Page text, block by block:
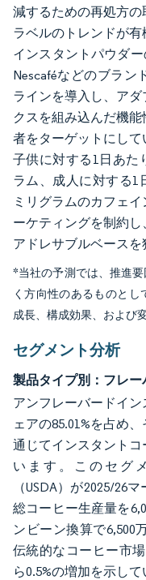
減するための再処方
ラベルのトレンドが
インスタントパウダ
Nescaféなどのブラン
ラインを導入し、ア
クスを組み込んだ機
者をターゲットにし
子供に対する1日あた
ラム、成人に対する1
ミリグラムのカフェ
ーケティングを制約
アドレサブルベースを
*当社の予測では、推進
く方向性のあるものと
成長、構成効果、および
セグメント分析
製品タイプ別：フレ
アンフレーバードイ
ェアの85.01%を占め
通じてインスタント
います。このセグ
（USDA）が2025/26
総コーヒー生産量を
ンビーン換算で6,500
伝統的なコーヒー市
ら0.5%の増加を示し